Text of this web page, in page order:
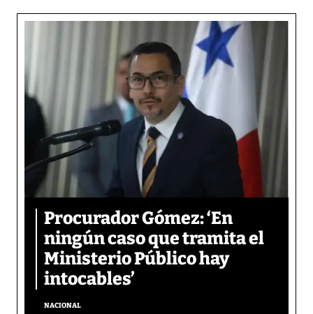
Procurador Gómez: ‘En
ningún caso que tramita el
Ministerio Público hay
intocables’
NACIONAL